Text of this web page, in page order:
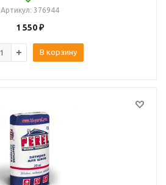
Артикул: 376944
1 550₽
В корзину